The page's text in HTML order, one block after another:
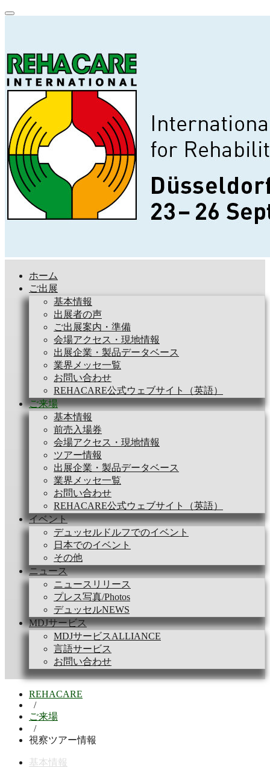
ホーム
ご出展
基本情報
出展者の声
ご出展案内・準備
会場アクセス・現地情報
出展企業・製品データベース
業界メッセ一覧
お問い合わせ
REHACARE公式ウェブサイト（英語）
ご来場
基本情報
前売入場券
会場アクセス・現地情報
ツアー情報
出展企業・製品データベース
業界メッセ一覧
お問い合わせ
REHACARE公式ウェブサイト（英語）
イベント
デュッセルドルフでのイベント
日本でのイベント
その他
ニュース
ニュースリリース
プレス写真/Photos
デュッセルNEWS
MDJサービス
MDJサービスALLIANCE
言語サービス
お問い合わせ
REHACARE
/
ご来場
/
視察ツアー情報
基本情報